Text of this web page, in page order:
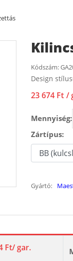
Kódszám:
Design
23 674 Ft /
Mennyiség:
Zártípus:
Gyártó:
Ft/ gar.